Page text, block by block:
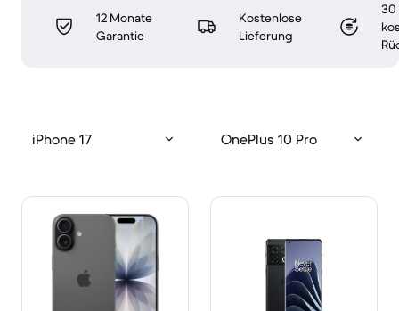
12 Monate
Garantie
Kostenlose
Lieferung
30
iPhone 17 OnePlus 10 Pro